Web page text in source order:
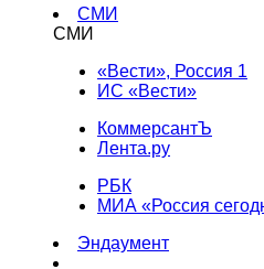
СМИ
СМИ
«Вести», Россия 1
ИС «Вести»
КоммерсантЪ
Лента.ру
РБК
МИА «Россия
Эндаумент